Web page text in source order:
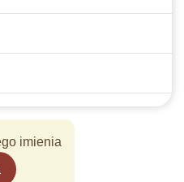
imienia